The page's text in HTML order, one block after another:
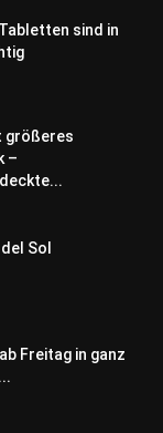
sind in
größeres
–
Sol
Freitag in ganz